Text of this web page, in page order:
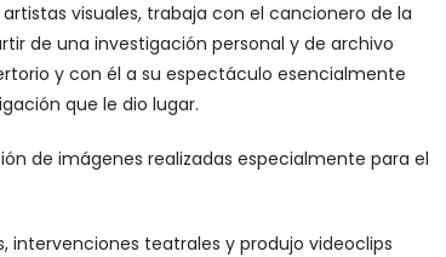
visuales, trabaja con el cancionero de la
de una investigación personal y de archivo
y con él a su espectáculo esencialmente
que le dio lugar.
de imágenes realizadas especialmente para el
intervenciones teatrales y produjo videoclips